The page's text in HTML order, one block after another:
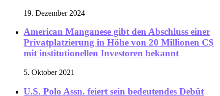
19. Dezember 2024
American Manganese gibt den Abschluss einer
Privatplatzierung in Höhe von 20 Millionen C$
mit institutionellen Investoren bekannt
5. Oktober 2021
U.S. Polo Assn. feiert sein bedeutendes Debüt